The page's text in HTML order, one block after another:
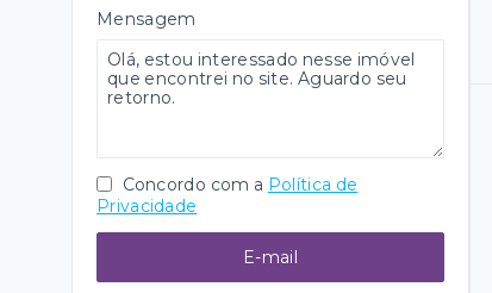
Mensagem
Concordo com a Política de
Privacidade
E-mail